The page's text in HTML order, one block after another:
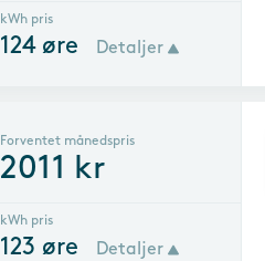
kWh pris
124øre Detaljer
Forventet månedspris
2011 kr
kWh pris
123 øre Detaljer